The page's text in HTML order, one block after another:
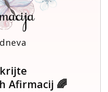
Afirmacij 🌈